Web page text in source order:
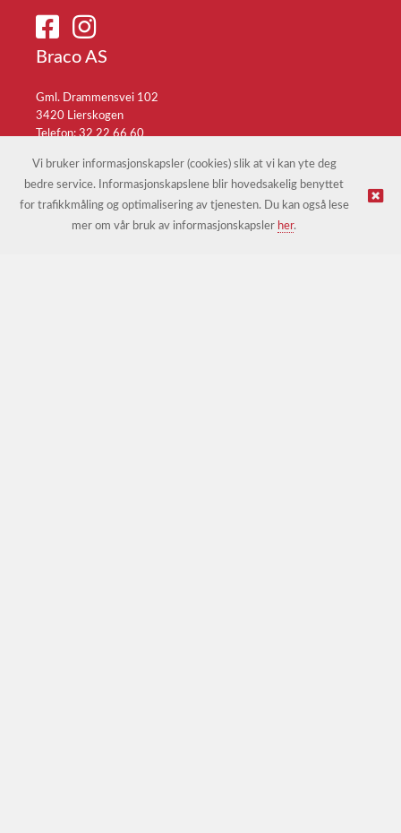
Braco AS
Gml. Drammensvei 102
3420 Lierskogen
Telefon: 32 22 66 60
© Braco AS |Design&implementasjon av Kréatif
Vi bruker informasjonskapsler (cookies) slik at vi kan yte deg
bedre service. Informasjonskapslene blir hovedsakelig benyttet
for trafikkmåling og optimalisering av tjenesten. Du kan også lese
mer om vår bruk av informasjonskapsler her.